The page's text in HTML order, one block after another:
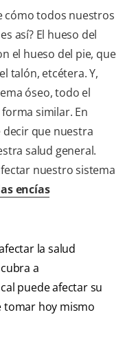
cómo todos nuestros
así? El hueso del
el hueso del pie, que
talón, etcétera. Y,
óseo, todo el
similar. En
que nuestra
salud general.
nuestro sistema
encías
la salud
a
puede afectar su
tomar hoy mismo